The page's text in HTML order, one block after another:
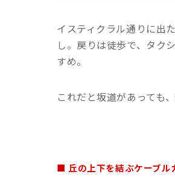
イスティクラル通りに出
し。戻りは徒歩で、タク
すめ。
これだと坂道があっても
■ 丘の上下を結ぶケーブル